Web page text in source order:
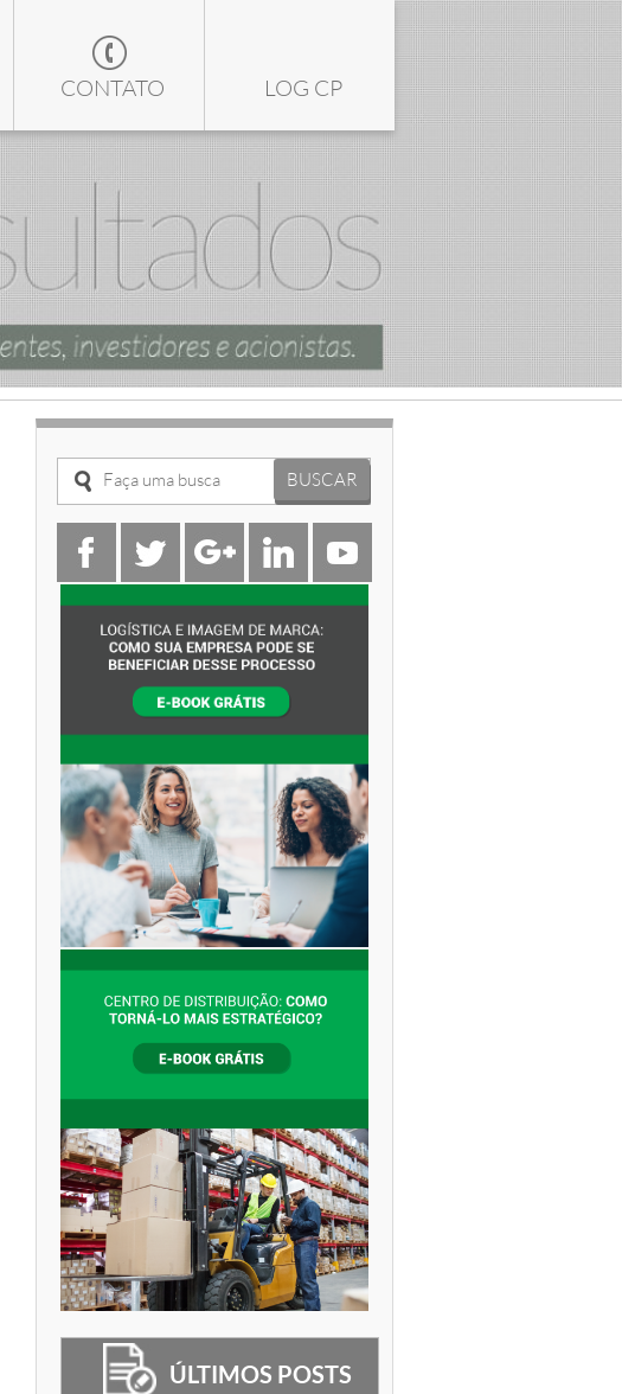
CONTATO LOG CP
ÚLTIMOS POSTS